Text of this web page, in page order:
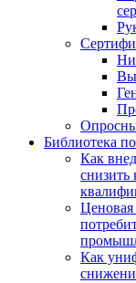
Библиотека
Как
Ценовая
Как